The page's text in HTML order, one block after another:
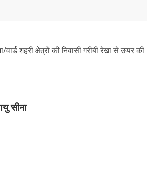
शहरी क्षेत्रों की निवासी गरीबी रेखा से ऊपर की
सीमा